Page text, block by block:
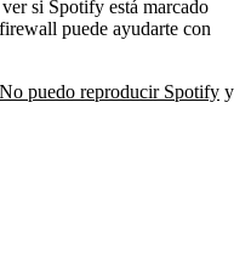
si Spotify está marcado
puede ayudarte con
No puedo reproducir Spotify y